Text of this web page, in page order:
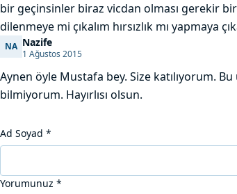
bir geçinsinler biraz vicdan olması gerekir
dilenmeye mi çıkalım hırsızlık mı yapmaya
NANazife
Nazife
1 Ağustos 2015
Aynen öyle Mustafa bey. Size katılıyorum.
bilmiyorum. Hayırlısı olsun.
Ad Soyad *
Yorumunuz *